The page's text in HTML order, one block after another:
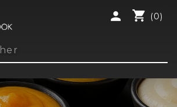
shopping_cart (0)
person